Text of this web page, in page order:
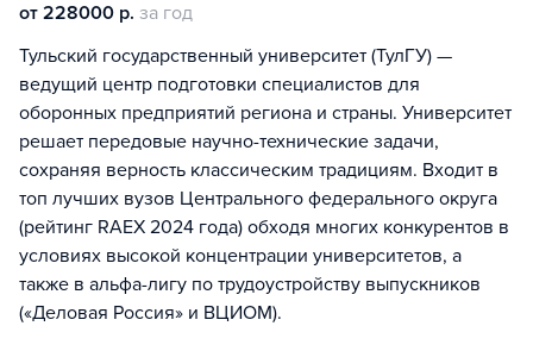
от 228000 р. за год
Тульский государственный университет (ТулГУ) —
ведущий центр подготовки специалистов для
оборонных предприятий региона и страны. Университет
решает передовые научно-технические задачи,
сохраняя верность классическим традициям. Входит в
топ лучших вузов Центрального федерального округа
(рейтинг RAEX 2024 года) обходя многих конкурентов в
условиях высокой концентрации университетов, а
также в альфа-лигу по трудоустройству выпускников
(«Деловая Россия» и ВЦИОМ).